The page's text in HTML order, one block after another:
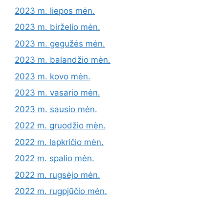
2023 m. liepos mėn.
2023 m. birželio mėn.
2023 m. gegužės mėn.
2023 m. balandžio mėn.
2023 m. kovo mėn.
2023 m. vasario mėn.
2023 m. sausio mėn.
2022 m. gruodžio mėn.
2022 m. lapkričio mėn.
2022 m. spalio mėn.
2022 m. rugsėjo mėn.
2022 m. rugpjūčio mėn.